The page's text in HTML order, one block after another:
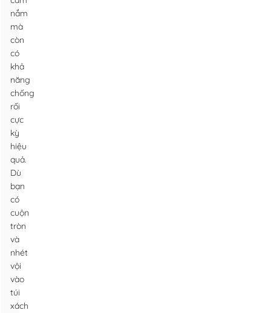
nắm
mà
còn
có
khả
năng
chống
rối
cực
kỳ
hiệu
quả.
Dù
bạn
có
cuộn
tròn
và
nhét
vội
vào
túi
xách